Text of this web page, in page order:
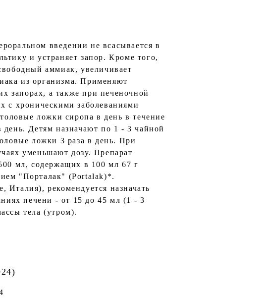
введении не всасывается в
и устраняет запор. Кроме того,
аммиак, увеличивает
из организма. Применяют
запорах, а также при печеночной
с хроническими заболеваниями
ложки сиропа в день в течение
Детям назначают по 1 - 3 чайной
ложки 3 раза в день. При
уменьшают дозу. Препарат
мл, содержащих в 100 мл 67 г
"Порталак" (Роrtalak)*.
рекомендуется назначать
печени - от 15 до 45 мл (1 - 3
тела (утром).